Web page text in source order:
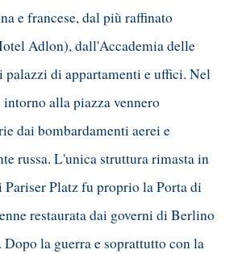
e francese, dal più raffinato
Adlon), dall'Accademia delle
palazzi di appartamenti e uffici. Nel
alla piazza vennero
dai bombardamenti aerei e
russa. L'unica struttura rimasta in
Platz fu proprio la Porta di
restaurata dai governi di Berlino
la guerra e soprattutto con la